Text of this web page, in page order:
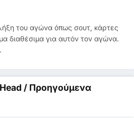
του αγώνα όπως σουτ, κάρτες
διαθέσιμα για αυτόν τον αγώνα.
Head / Προηγούμενα